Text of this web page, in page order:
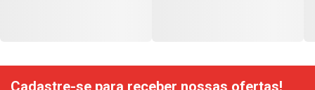
Cadastre-se para receber nossas ofertas!